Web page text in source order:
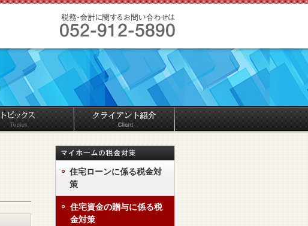
住宅ローンに係る税金対
策
住宅資金の贈与に係る税
金対策